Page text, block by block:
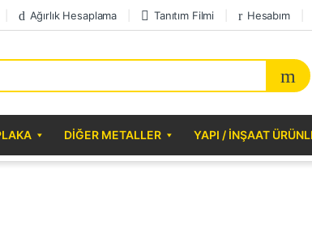
Ağırlık Hesaplama Tanıtım Filmi Hesabım
DIĞER METALLER YAPI / İNŞAAT